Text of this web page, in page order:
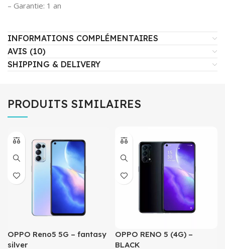
– Garantie: 1 an
INFORMATIONS COMPLÉMENTAIRES
AVIS (10)
SHIPPING & DELIVERY
PRODUITS SIMILAIRES
OPPO Reno5 5G – fantasy
silver
OPPO RENO 5 (4G) –
BLACK